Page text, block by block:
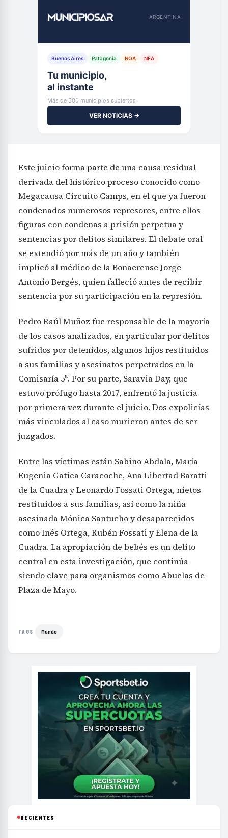
ARGENTINA
Buenos Aires Patagonia NOA NEA
Tu municipio,
al instante
Más de 500 municipios cubiertos
VER NOTICIAS →
Este juicio forma parte de una causa residual
derivada del histórico proceso conocido como
Megacausa Circuito Camps, en el que ya fueron
condenados numerosos represores, entre ellos
figuras con condenas a prisión perpetua y
sentencias por delitos similares. El debate oral
se extendió por más de un año y también
implicó al médico de la Bonaerense Jorge
Antonio Bergés, quien falleció antes de recibir
sentencia por su participación en la represión.
Pedro Raúl Muñoz fue responsable de la mayoría
de los casos analizados, en particular por delitos
sufridos por detenidos, algunos hijos restituidos
a sus familias y asesinatos perpetrados en la
Comisaría 5ª. Por su parte, Saravia Day, que
estuvo prófugo hasta 2017, enfrentó la justicia
por primera vez durante el juicio. Dos expolicías
más vinculados al caso murieron antes de ser
juzgados.
Entre las víctimas están Sabino Abdala, María
Eugenia Gatica Caracoche, Ana Libertad Baratti
de la Cuadra y Leonardo Fossati Ortega, nietos
restituidos a sus familias, así como la niña
asesinada Mónica Santucho y desaparecidos
como Inés Ortega, Rubén Fossati y Elena de la
Cuadra. La apropiación de bebés es un delito
central en esta investigación, que continúa
siendo clave para organismos como Abuelas de
Plaza de Mayo.
TAGS Mundo
RECIENTES